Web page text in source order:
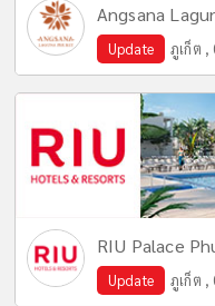
Angsana
Update ภูเก็ต ,
RIU Palace
Update ภูเก็ต ,